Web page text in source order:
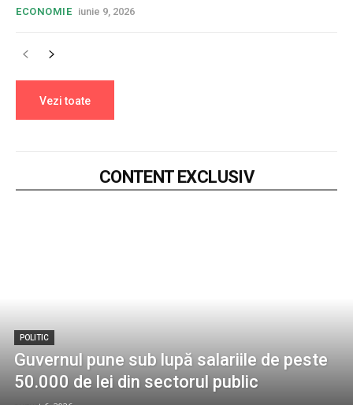
ECONOMIE iunie 9, 2026
Vezi toate
CONTENT EXCLUSIV
POLITIC
Guvernul pune sub lupă salariile de peste
50.000 de lei din sectorul public